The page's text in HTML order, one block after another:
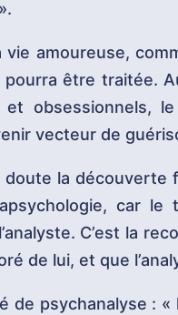
amoureuse,
être traitée.
obsessionnels,
vecteur de
la
car
C’est la
de lui, et que
de psychanalyse